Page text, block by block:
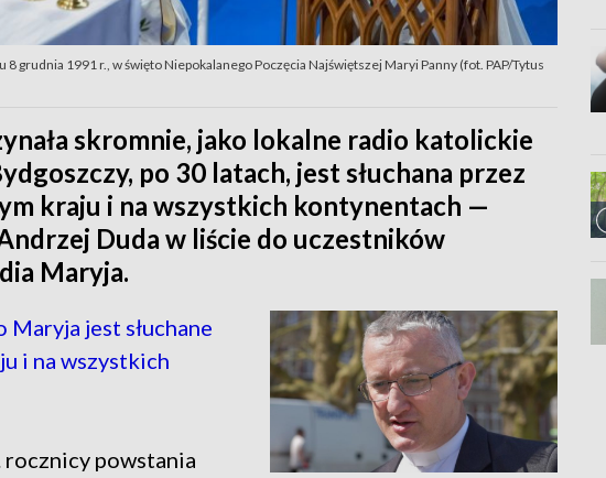
grudnia 1991 r., w święto Niepokalanego Poczęcia Najświętszej Maryi Panny (fot. PAP/Tytus
skromnie, jako lokalne radio katolickie
po 30 latach, jest słuchana przez
kraju i na wszystkich kontynentach —
Duda w liście do uczestników
Maryja.
jest słuchane
i na wszystkich
rocznicy powstania